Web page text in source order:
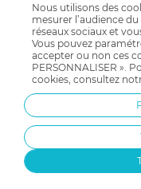
Nous utilisons des
mesurer l’audience
réseaux sociaux et
Vous pouvez
accepter ou non ces
PERSONNALISER ».
cookies, consultez